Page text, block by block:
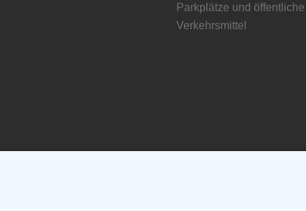
Parkplätze und öffentliche
Verkehrsmittel